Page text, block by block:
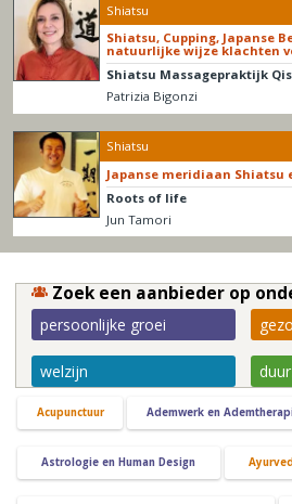
Shiatsu
Shiatsu, Cupping, Japanse
natuurlijke wijze klachten
Shiatsu Massagepraktijk
Patrizia Bigonzi
Shiatsu
Japanse meridiaan Shiatsu
Roots of life
Jun Tamori
Zoek een aanbieder op
persoonlijke groei
welzijn
Acupunctuur Ademwerk en
Astrologie en Human Design